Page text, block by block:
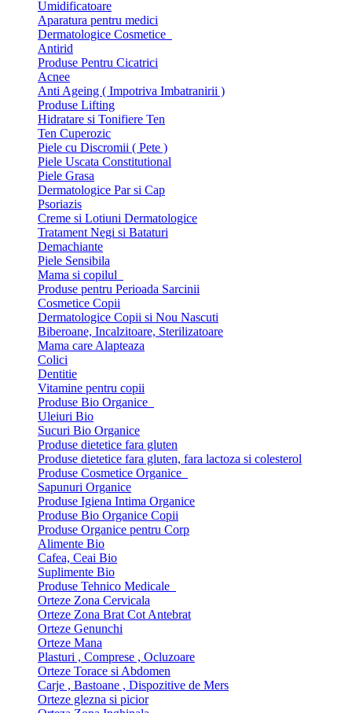
Umidificatoare
Aparatura pentru medici
Dermatologice Cosmetice
Antirid
Produse Pentru Cicatrici
Acnee
Anti Ageing ( Impotriva Imbatranirii )
Produse Lifting
Hidratare si Tonifiere Ten
Ten Cuperozic
Piele cu Discromii ( Pete )
Piele Uscata Constitutional
Piele Grasa
Dermatologice Par si Cap
Psoriazis
Creme si Lotiuni Dermatologice
Tratament Negi si Bataturi
Demachiante
Piele Sensibila
Mama si copilul
Produse pentru Perioada Sarcinii
Cosmetice Copii
Dermatologice Copii si Nou Nascuti
Biberoane, Incalzitoare, Sterilizatoare
Mama care Alapteaza
Colici
Dentitie
Vitamine pentru copii
Produse Bio Organice
Uleiuri Bio
Sucuri Bio Organice
Produse dietetice fara gluten
Produse dietetice fara gluten, fara lactoza si colesterol
Produse Cosmetice Organice
Sapunuri Organice
Produse Igiena Intima Organice
Produse Bio Organice Copii
Produse Organice pentru Corp
Alimente Bio
Cafea, Ceai Bio
Suplimente Bio
Produse Tehnico Medicale
Orteze Zona Cervicala
Orteze Zona Brat Cot Antebrat
Orteze Genunchi
Orteze Mana
Plasturi , Comprese , Ocluzoare
Orteze Torace si Abdomen
Carje , Bastoane , Dispozitive de Mers
Orteze glezna si picior